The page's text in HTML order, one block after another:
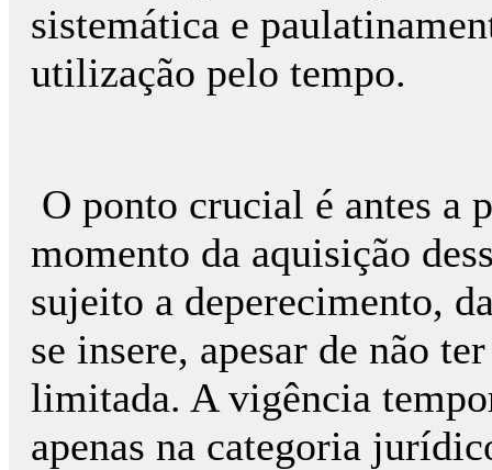
sistemática e
utilização pelo tempo.
O ponto crucial é antes a
momento da aquisição
sujeito a deperecimento,
se insere, apesar de não
limitada. A vigência
apenas na categoria